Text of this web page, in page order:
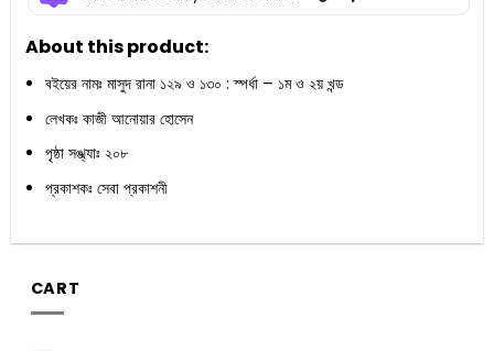
About this product:
বইয়ের নামঃ মাসুদ রানা ১২৯ ও ১৩০ : স্পর্ধা – ১ম ও ২য় খন্ড
লেখকঃ কাজী আনোয়ার হোসেন
পৃষ্ঠা সঙ্খ্যাঃ ২০৮
প্রকাশকঃ সেবা প্রকাশনী
CART